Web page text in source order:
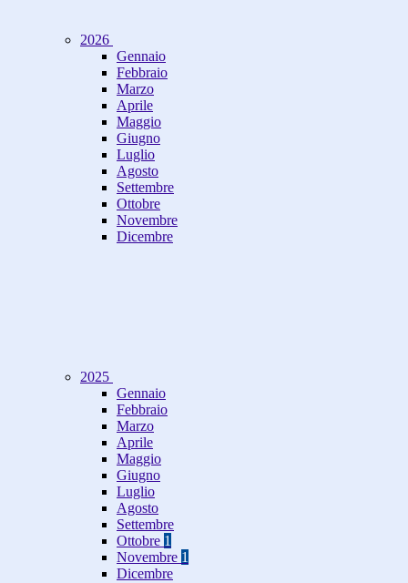
2026
Gennaio
Febbraio
Marzo
Aprile
Maggio
Giugno
Luglio
Agosto
Settembre
Ottobre
Novembre
Dicembre
2025
Gennaio
Febbraio
Marzo
Aprile
Maggio
Giugno
Luglio
Agosto
Settembre
Ottobre 1
Novembre 1
Dicembre